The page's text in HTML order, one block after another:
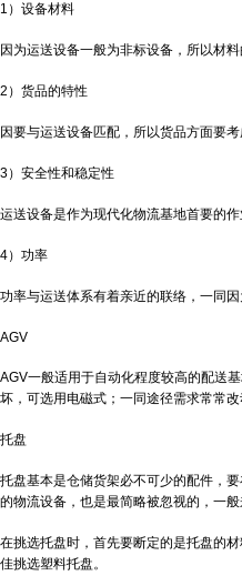
1）设备材料
因为运送设备一般为非标设备，所以材
2）货品的特性
因要与运送设备匹配，所以货品方面要
3）安全性和稳定性
运送设备是作为现代化物流基地首要的
4）功率
功率与运送体系有着亲近的联络，一同
AGV
AGV一般适用于自动化程度较高的配送
坏，可选用电磁式；一同途径需求常常
托盘
托盘基本是仓储货架必不可少的配件，
的物流设备，也是最简略被忽视的，一
在挑选托盘时，首先要断定的是托盘的
佳挑选塑料托盘。